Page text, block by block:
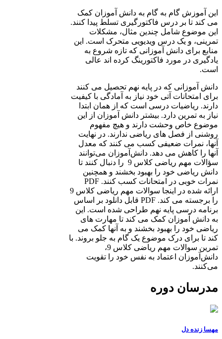
این آموزش گام به گام به دانش آموزان کمک
می کند تا بر درس فاکتورگیری تسلط پیدا کنند.
این موضوع شامل چندین مثال، مشکلات
تمرینی، و یک درس ویدیویی متحرک است. این
منابع برای دانش آموزانی که تازه شروع به
یادگیری در مورد فاکتورینگ کرده اند عالی
است.
دانش آموزانی که در پایه نهم تحصیل می کنند
برای امتحانات آتی خود نیاز به آمادگی با کیفیت
دارند. ریاضیات درسی است که از همان ابتدا
نیاز به تمرین دارد. بیشتر دانش آموزان از این
موضوع خاص وحشت دارند و هیچ مفهوم
روشنی از فصل های ریاضی ندارند. در نهایت
آنها، نمرات ضعیفی کسب می کنند که معدل
آنها را کاهش می دهد. دانش‌آموزان می‌توانند
سؤالات مهم ریاضی کلاس 9 را دنبال کنند تا
دانش ریاضی خود را بهبود بخشند و همچنین
نمرات خوبی در امتحانات کسب کنند. PDF
ارائه شده در اینجا سوالات مهم ریاضی کلاس 9
را برجسته می کند. PDF قابل دانلود بر اساس
برنامه درسی پایه نهم طراحی شده است. این
به دانش آموزان کمک می کند تا مهارت های
ریاضی خود را بهبود بخشند و به آنها کمک می
کند تا برای درک موضوع یک گام به جلو بروند. با
تمرین سوالات مهم ریاضی کلاس 9،
دانش‌آموزان اعتماد به نفس خود را تقویت
می‌کنند.
مدرسان دوره
مهسا زنده دل